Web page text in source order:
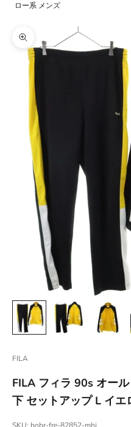
ロー系 メンズ
ズームイン
FILA
FILA フィラ 90s オー
下 セットアップ L イエ